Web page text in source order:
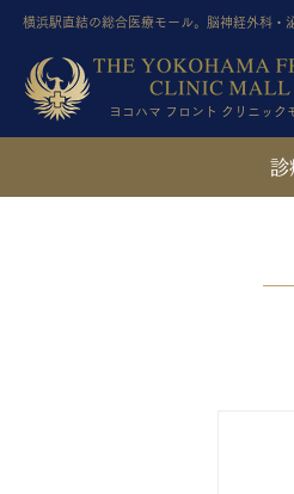
横浜駅直結の総合医療モール。脳神経外科・
ヨコハマ フロント クリニック
診